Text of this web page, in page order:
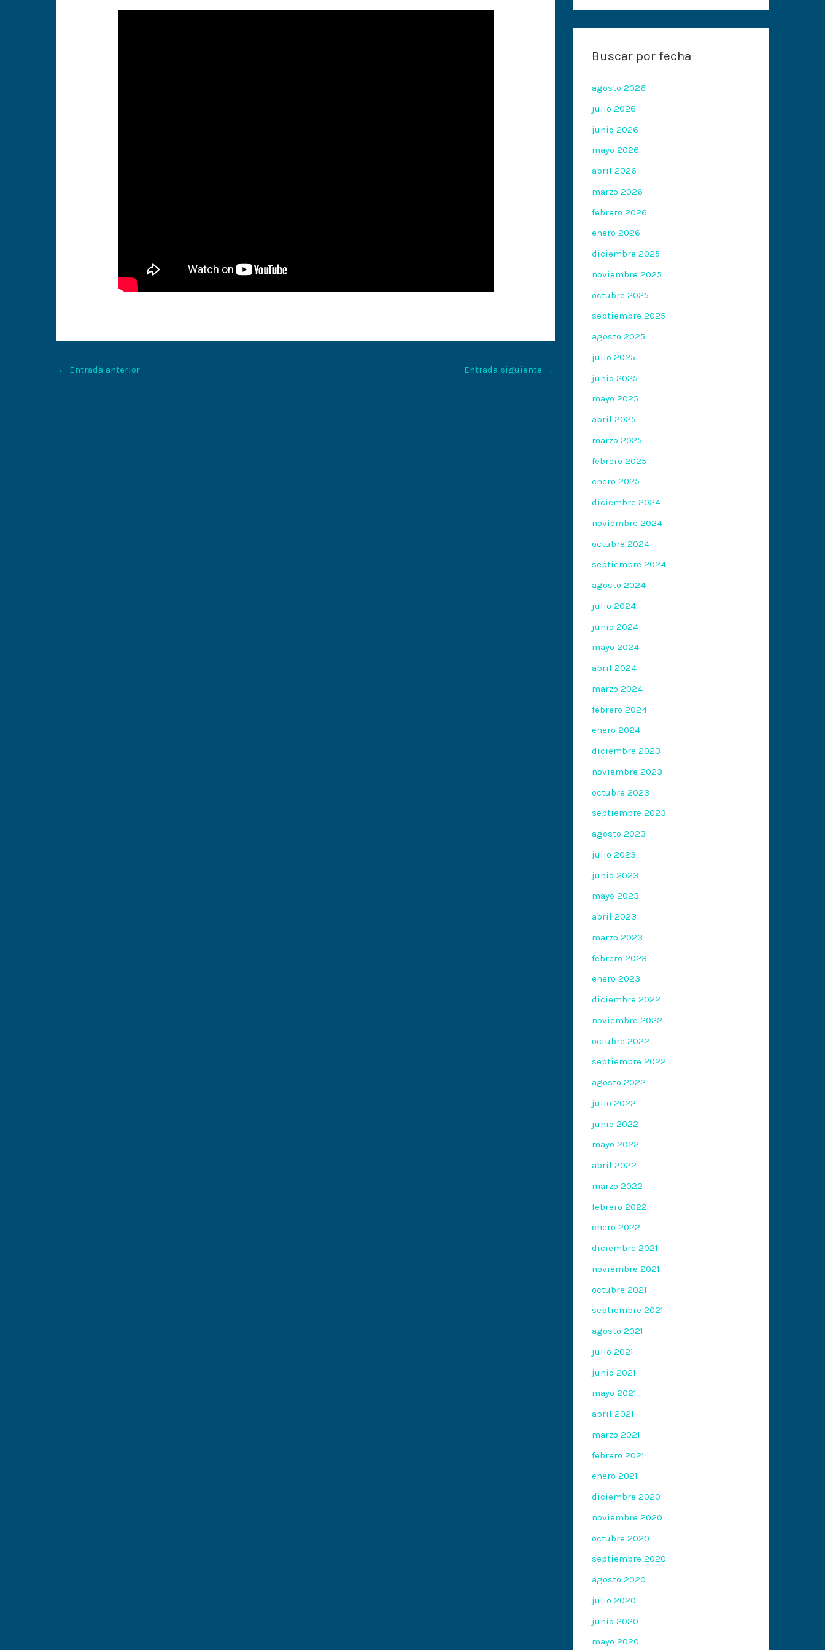
← Entrada anterior Entrada siguiente →
Buscar por fecha
agosto 2026
julio 2026
junio 2026
mayo 2026
abril 2026
marzo 2026
febrero 2026
enero 2026
diciembre 2025
noviembre 2025
octubre 2025
septiembre 2025
agosto 2025
julio 2025
junio 2025
mayo 2025
abril 2025
marzo 2025
febrero 2025
enero 2025
diciembre 2024
noviembre 2024
octubre 2024
septiembre 2024
agosto 2024
julio 2024
junio 2024
mayo 2024
abril 2024
marzo 2024
febrero 2024
enero 2024
diciembre 2023
noviembre 2023
octubre 2023
septiembre 2023
agosto 2023
julio 2023
junio 2023
mayo 2023
abril 2023
marzo 2023
febrero 2023
enero 2023
diciembre 2022
noviembre 2022
octubre 2022
septiembre 2022
agosto 2022
julio 2022
junio 2022
mayo 2022
abril 2022
marzo 2022
febrero 2022
enero 2022
diciembre 2021
noviembre 2021
octubre 2021
septiembre 2021
agosto 2021
julio 2021
junio 2021
mayo 2021
abril 2021
marzo 2021
febrero 2021
enero 2021
diciembre 2020
noviembre 2020
octubre 2020
septiembre 2020
agosto 2020
julio 2020
junio 2020
mayo 2020